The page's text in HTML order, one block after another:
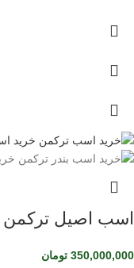
اسب اصیل ترکمن
350,000,000 تومان